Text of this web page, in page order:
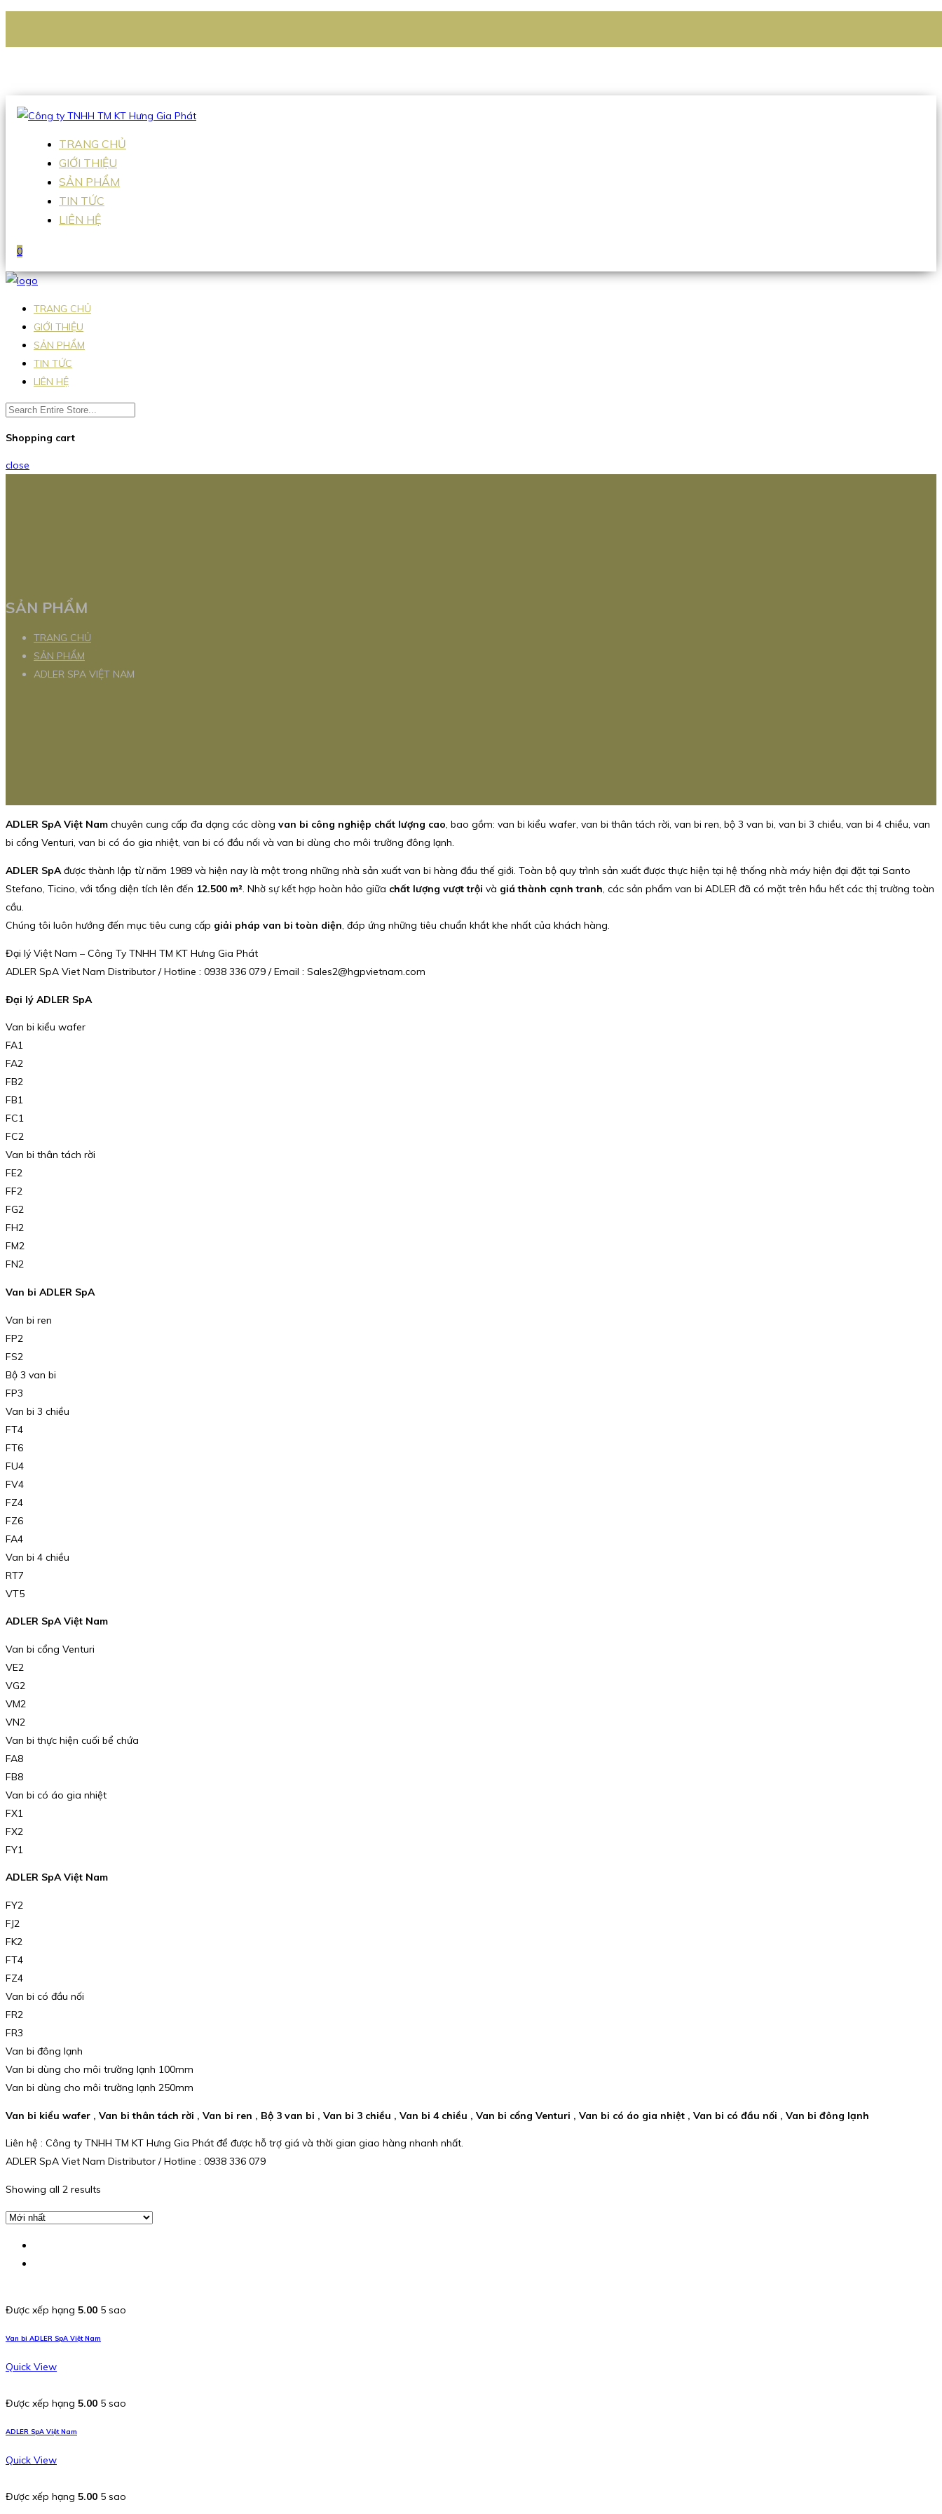
Hotline:0938 336 079
TRANG CHỦ
GIỚI THIỆU
SẢN PHẨM
TIN TỨC
LIÊN HỆ
0
TRANG CHỦ
GIỚI THIỆU
SẢN PHẨM
TIN TỨC
LIÊN HỆ
Shopping cart
close
SẢN PHẨM
TRANG CHỦ
SẢN PHẨM
ADLER SPA VIỆT NAM
ADLER SpA Việt Nam chuyên cung cấp đa dạng các dòng van bi công nghiệp chất lượng cao, bao gồm: van bi kiểu wafer, van bi thân tách rời, van bi ren, bộ 3 van bi, van bi 3 chiều, van bi 4 chiều, van
bi cổng Venturi, van bi có áo gia nhiệt, van bi có đầu nối và van bi dùng cho môi trường đông lạnh.
ADLER SpAđược thành lập từ năm 1989 và hiện nay là một trong những nhà sản xuất van bi hàng đầu thế giới. Toàn bộ quy trình sản xuất được thực hiện tại hệ thống nhà máy hiện đại đặt tại Santo
Stefano, Ticino, với tổng diện tích lên đến 12.500 m². Nhờ sự kết hợp hoàn hảo giữa chất lượng vượt trội và giá thành cạnh tranh, các sản phẩm van bi ADLER đã có mặt trên hầu hết các thị trường toàn
cầu.
Chúng tôi luôn hướng đến mục tiêu cung cấp giải pháp van bi toàn diện, đáp ứng những tiêu chuẩn khắt khe nhất của khách hàng.
Đại lý Việt Nam – Công Ty TNHH TM KT Hưng Gia Phát
ADLER SpA Viet Nam Distributor / Hotline : 0938 336 079 / Email : Sales2@hgpvietnam.com
Đại lý ADLER SpA
Van bi kiểu wafer
FA1
FA2
FB2
FB1
FC1
FC2
Van bi thân tách rời
FE2
FF2
FG2
FH2
FM2
FN2
Van bi ADLER SpA
Van bi ren
FP2
FS2
Bộ 3 van bi
FP3
Van bi 3 chiều
FT4
FT6
FU4
FV4
FZ4
FZ6
FA4
Van bi 4 chiều
RT7
VT5
ADLER SpA Việt Nam
Van bi cổng Venturi
VE2
VG2
VM2
VN2
Van bi thực hiện cuối bể chứa
FA8
FB8
Van bi có áo gia nhiệt
FX1
FX2
FY1
ADLER SpA Việt Nam
FY2
FJ2
FK2
FT4
FZ4
Van bi có đầu nối
FR2
FR3
Van bi đông lạnh
Van bi dùng cho môi trường lạnh 100mm
Van bi dùng cho môi trường lạnh 250mm
Van bi kiểu wafer , Van bi thân tách rời , Van bi ren , Bộ 3 van bi , Van bi 3 chiều , Van bi 4 chiều , Van bi cổng Venturi , Van bi có áo gia nhiệt , Van bi có đầu nối , Van bi đông lạnh
Liên hệ : Công ty TNHH TM KT Hưng Gia Phát để được hỗ trợ giá và thời gian giao hàng nhanh nhất.
ADLER SpA Viet Nam Distributor / Hotline : 0938 336 079
Showing all 2 results
Được xếp hạng 5.00 5 sao
Van bi ADLER SpA Việt Nam
Quick View
Được xếp hạng 5.00 5 sao
ADLER SpA Việt Nam
Quick View
Được xếp hạng 5.00 5 sao